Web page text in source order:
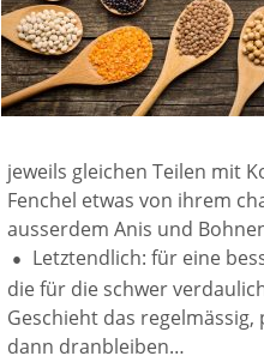
jeweils gleichen Teilen mit
Fenchel etwas von ihrem
ausserdem Anis und
Letztendlich: für eine
die für die schwer
Geschieht das
dann dranbleiben…